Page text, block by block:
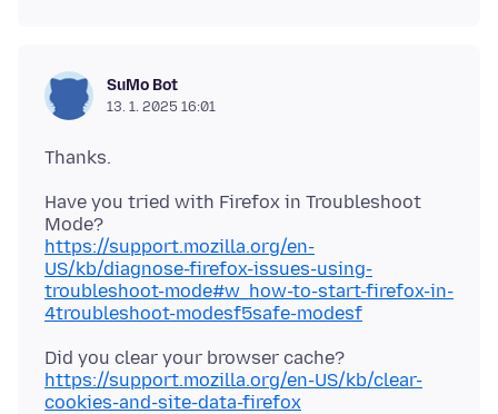
SuMo Bot
13. 1. 2025 16:01
Have you tried with Firefox in Troubleshoot
https://support.mozilla.org/en-
US/kb/diagnose-firefox-issues-using-
troubleshoot-mode#w_how-to-start-firefox-in-
4troubleshoot-modesf5safe-modesf
Did you clear your browser cache?
https://support.mozilla.org/en-US/kb/clear-
cookies-and-site-data-firefox